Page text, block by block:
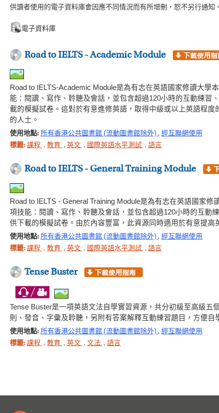
供讀者使用的電子資料庫會因應不同情況而有所增刪，恕不另行通知
電子資料庫
Road to IELTS - Academic Module
Road to IELTS-Academic Module是為有志在英語國家修讀大
能：閱讀、寫作、聆聽及會話，並包含超過120小時的互動練習
載的模擬試卷。這對於有意進修英語，取得中級或以上英語程
的人士。
使用地點: 所有香港公共圖書館 (流動圖書館除外) , 經互聯網使用
標籤: 課程 , 教育 , 英文 , 國際英語水平測試 , 語言
Road to IELTS - General Training Module
Road to IELTS - General Training Module是為有志在英語國家
項技能：閱讀、寫作、聆聽及會話，並包含超過120小時的互動
供下載的模擬試卷。由於內容豐富，此資源同時適用於有意提高
使用地點: 所有香港公共圖書館 (流動圖書館除外) , 經互聯網使用
標籤: 課程 , 教育 , 英文 , 國際英語水平測試 , 語言
Tense Buster
Tense Buster是一項英語文法自學實習資源，共分初級至高級
則、發音、字彙及聆聽，另附有答案解釋互動練習題目，方便自
使用地點: 所有香港公共圖書館 (流動圖書館除外) , 經互聯網使用
標籤: 課程 , 教育 , 英文 , 文法 , 語言